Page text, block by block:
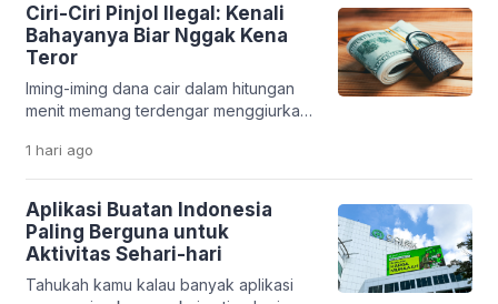
Ciri-Ciri Pinjol Ilegal: Kenali
Bahayanya Biar Nggak Kena
Teror
Iming-iming dana cair dalam hitungan
menit memang terdengar menggiurkan.
cepat. Tapi di balik kemudahan itu, ada
jebakan serius yang bisa merusak
kondisi finansial bahkan kehidupan
pribadimu. Fenomena pinjaman online
ilegal makin marak. Banyak aplikasi
bodong yang memanfaatkan situasi
darurat seseorang. Tanpa sadar,
1 hari ago
Aplikasi Buatan Indonesia
Paling Berguna untuk
Aktivitas Sehari-hari
Tahukah kamu kalau banyak aplikasi